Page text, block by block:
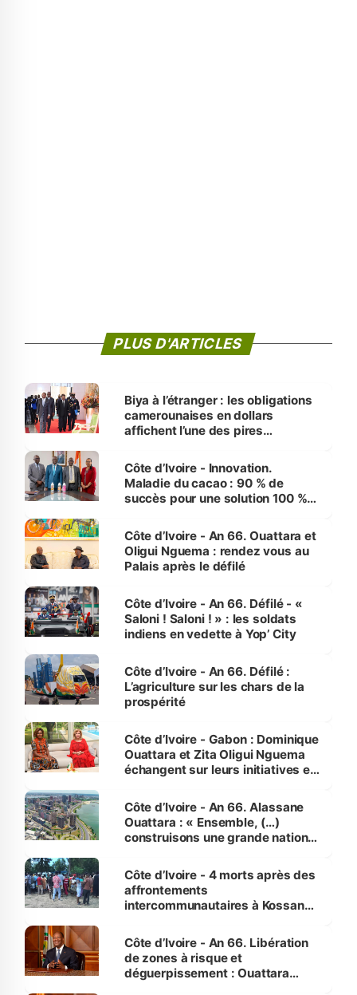
PLUS D'ARTICLES
Biya à l’étranger : les obligations
camerounaises en dollars
affichent l’une des pires
Côte d’Ivoire - Innovation.
Maladie du cacao : 90 % de
succès pour une solution 100 %
Côte d’Ivoire - An 66. Ouattara et
Oligui Nguema : rendez vous au
Palais après le défilé
Côte d’Ivoire - An 66. Défilé - «
Saloni ! Saloni ! » : les soldats
indiens en vedette à Yop’ City
Côte d’Ivoire - An 66. Défilé :
L’agriculture sur les chars de la
prospérité
Côte d’Ivoire - Gabon : Dominique
Ouattara et Zita Oligui Nguema
échangent sur leurs initiatives en
enfants
Côte d’Ivoire - An 66. Alassane
Ouattara : « Ensemble, (…)
construisons une grande nation
générations futures »
Côte d’Ivoire - 4 morts après des
affrontements
intercommunautaires à Kossandji
milieu des sinistrés
Côte d’Ivoire - An 66. Libération
de zones à risque et
déguerpissement : Ouattara